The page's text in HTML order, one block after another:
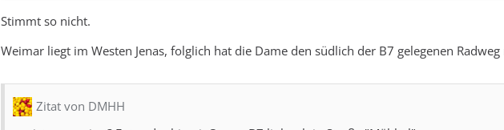
Stimmt so nicht.
Weimar liegt im Westen Jenas, folglich hat die Dame den südlich der B7 gelegenen
Zitat von DMHH